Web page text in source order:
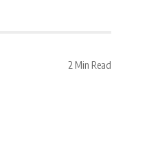
2 Min Read